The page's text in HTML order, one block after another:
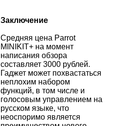
Заключение
Средняя цена Parrot
MINIKIT+ на момент
написания обзора
составляет 3000 рублей.
Гаджет может похвастаться
неплохим набором
функций, в том числе и
голосовым управлением на
русском языке, что
неоспоримо является